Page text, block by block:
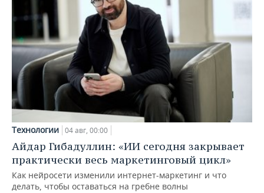
Технологии 04 авг, 00:00
Айдар Гибадуллин: «ИИ сегодня закрывает
практически весь маркетинговый цикл»
Как нейросети изменили интернет-маркетинг и что
делать, чтобы оставаться на гребне волны